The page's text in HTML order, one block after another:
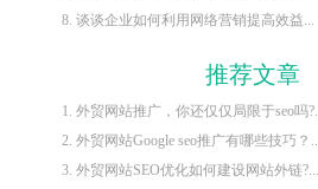
8. 谈谈企业如何利用网络营销提高效益...
推荐文章
1. 外贸网站推广，你还仅仅局限于seo吗?...
2. 外贸网站Google seo推广有哪些技巧？...
3. 外贸网站SEO优化如何建设网站外链?...